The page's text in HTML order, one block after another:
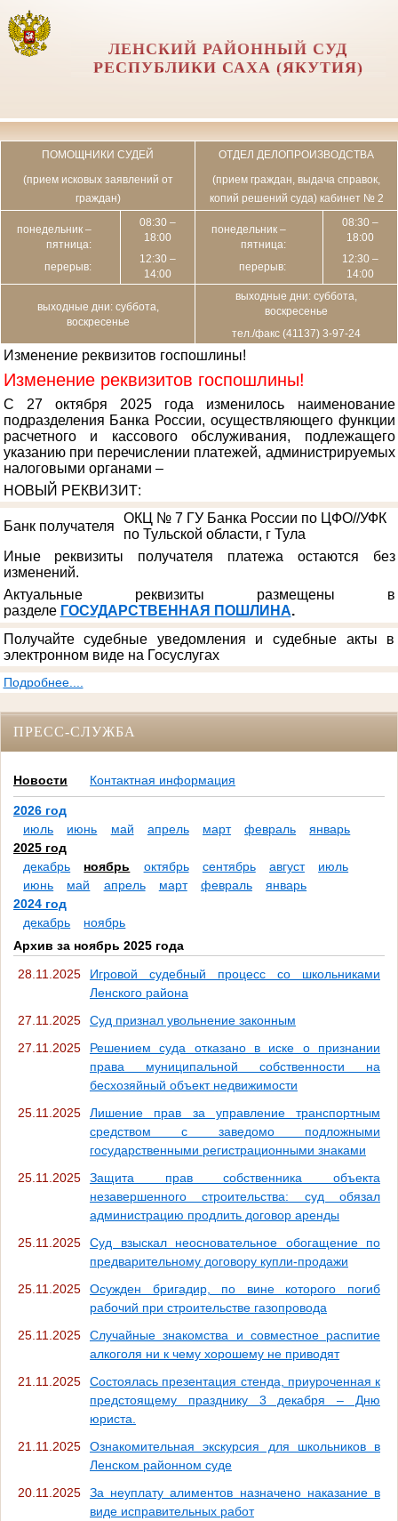
ЛЕНСКИЙ РАЙОННЫЙ СУД
РЕСПУБЛИКИ САХА (ЯКУТИЯ)
ПОМОЩНИКИ СУДЕЙ
(прием исковых заявлений от
граждан)
ОТДЕЛ ДЕЛОПРОИЗВОДСТВА
(прием граждан, выдача справок,
копий решений суда) кабинет № 2
понедельник –
пятница:
перерыв:
08:30 –
18:00
12:30 –
14:00
понедельник –
пятница:
перерыв:
08:30 –
18:00
12:30 –
14:00
выходные дни: суббота,
воскресенье
выходные дни: суббота,
воскресенье
тел./факс (41137) 3-97-24
Изменение реквизитов госпошлины!
Изменение реквизитов госпошлины!
С 27 октября 2025 года изменилось наименование
подразделения Банка России, осуществляющего функции
расчетного и кассового обслуживания, подлежащего
указанию при перечислении платежей, администрируемых
налоговыми органами –
НОВЫЙ РЕКВИЗИТ:
Банк получателя
ОКЦ № 7 ГУ Банка России по ЦФО//УФК
по Тульской области, г Тула
Иные реквизиты получателя платежа остаются без
изменений.
Актуальные реквизиты размещены в
разделе ГОСУДАРСТВЕННАЯ ПОШЛИНА.
Получайте судебные уведомления и судебные акты в
электронном виде на Госуслугах
Подробнее....
ПРЕСС-СЛУЖБА
Новости Контактная информация
2026 год
июль
июнь май апрель март февраль
январь
2025 год
декабрь
ноябрь октябрь сентябрь август
июль
июнь
май апрель март февраль
январь
2024 год
декабрь
ноябрь
Архив за ноябрь 2025 года
28.11.2025
Игровой судебный процесс со школьниками
Ленского района
27.11.2025
Суд признал увольнение законным
27.11.2025
Решением суда отказано в иске о признании
права муниципальной собственности на
бесхозяйный объект недвижимости
25.11.2025
Лишение прав за управление транспортным
средством с заведомо подложными
государственными регистрационными знаками
25.11.2025
Защита прав собственника объекта
незавершенного строительства: суд обязал
администрацию продлить договор аренды
25.11.2025
Суд взыскал неосновательное обогащение по
предварительному договору купли-продажи
25.11.2025
Осужден бригадир, по вине которого погиб
рабочий при строительстве газопровода
25.11.2025
Случайные знакомства и совместное распитие
алкоголя ни к чему хорошему не приводят
21.11.2025
Состоялась презентация стенда, приуроченная к
предстоящему празднику 3 декабря – Дню
юриста.
21.11.2025
Ознакомительная экскурсия для школьников в
Ленском районном суде
20.11.2025
За неуплату алиментов назначено наказание в
виде исправительных работ